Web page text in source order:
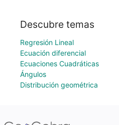
Descubre temas
Regresión Lineal
Ecuación diferencial
Ecuaciones Cuadráticas
Ángulos
Distribución geométrica